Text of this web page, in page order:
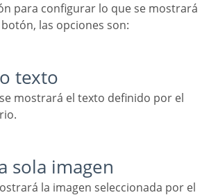
las opciones son:
texto
sola imagen